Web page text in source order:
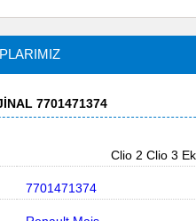
7701471374
Clio 2 Clio 3
7701471374